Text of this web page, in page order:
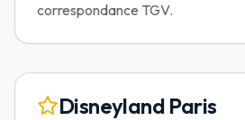
correspondance TGV.
Disneyland Paris